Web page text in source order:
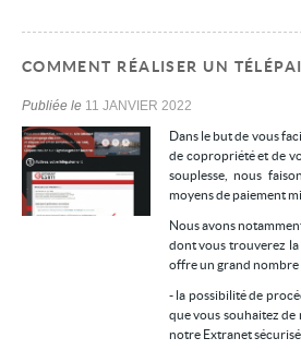
COMMENT RÉALISER UN
Publiée le 11 JANVIER 2022
Dans le but de vous
de copropriété et de
souplesse, nous
moyens de paiement
Nous avons
dont vous trouverez
offre un grand nombre
- la possibilité de
que vous souhaitez
notre Extranet sécurisé